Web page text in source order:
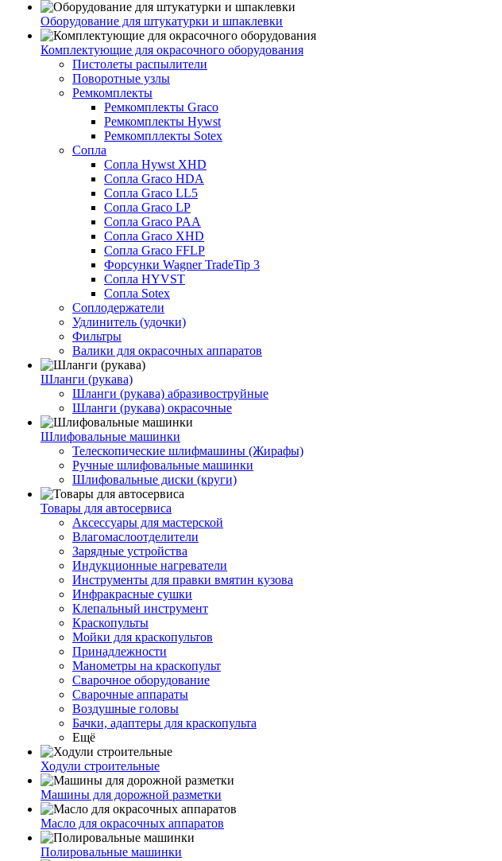
Оборудование для штукатурки и шпаклевки
Комплектующие для окрасочного оборудования
Пистолеты распылители
Поворотные узлы
Ремкомплекты
Ремкомплекты Graco
Ремкомплекты Hywst
Ремкомпллекты Sotex
Сопла
Сопла Hywst XHD
Сопла Graco HDA
Сопла Graco LL5
Сопла Graco LP
Сопла Graco PAA
Сопла Graco XHD
Сопла Graco FFLP
Форсунки Wagner TradeTip 3
Сопла HYVST
Сопла Sotex
Соплодержатели
Удлинитель (удочки)
Фильтры
Валики для окрасочных аппаратов
Шланги (рукава)
Шланги (рукава) абразивоструйные
Шланги (рукава) окрасочные
Шлифовальные машинки
Телескопические шлифмашины (Жирафы)
Ручные шлифовальные машинки
Шлифовальные диски (круги)
Товары для автосервиса
Аксессуары для мастерской
Влагомаслоотделители
Зарядные устройства
Индукционные нагреватели
Инструменты для правки вмятин кузова
Инфракрасные сушки
Клепальный инструмент
Краскопульты
Мойки для краскопультов
Принадлежности
Манометры на краскопульт
Сварочное оборудование
Сварочные аппараты
Воздушные головы
Бачки, адаптеры для краскопульта
Ещё
Ходули строительные
Машины для дорожной разметки
Масло для окрасочных аппаратов
Полировальные машинки